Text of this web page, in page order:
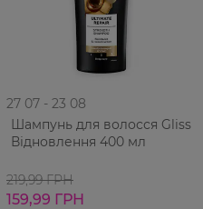
27 07 - 23 08
Шампунь для волосся Gliss
Відновлення 400 мл
219,99 ГРН
159,99 ГРН